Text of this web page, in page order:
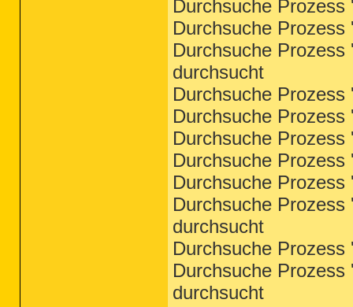
Durchsuche
Durchsuche
Durchsuche
durchsucht
Durchsuche
Durchsuche
Durchsuche
Durchsuche
Durchsuche
Durchsuche
durchsucht
Durchsuche
Durchsuche
durchsucht